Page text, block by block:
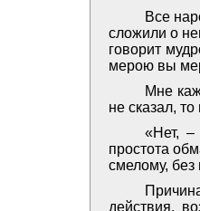
Все
сложили о
говорит
мерою вы
Мне
не сказал,
«Нет, –
простота
смелому,
действия,